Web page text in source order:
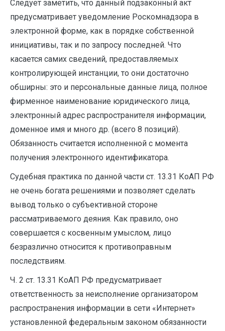
Следует заметить, что данный подзаконный акт
предусматривает уведомление Роскомнадзора в
электронной форме, как в порядке собственной
инициативы, так и по запросу последней. Что
касается самих сведений, предоставляемых
контролирующей инстанции, то они достаточно
обширны: это и персональные данные лица, полное
фирменное наименование юридического лица,
электронный адрес распространителя информации,
доменное имя и много др. (всего 8 позиций).
Обязанность считается исполненной с момента
получения электронного идентификатора.
Судебная практика по данной части ст. 13.31 КоАП РФ
не очень богата решениями и позволяет сделать
вывод только о субъективной стороне
рассматриваемого деяния. Как правило, оно
совершается с косвенным умыслом, лицо
безразлично относится к противоправным
последствиям.
Ч. 2 ст. 13.31 КоАП РФ предусматривает
ответственность за неисполнение организатором
распространения информации в сети «Интернет»
установленной федеральным законом обязанности